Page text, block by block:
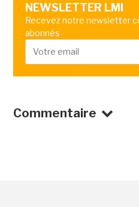
NEWSLETTER LMI
Recevez notre newsletter
abonnés
Commentaire